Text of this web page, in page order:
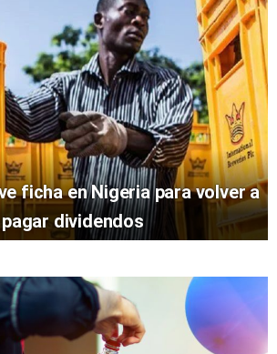
ficha en Nigeria para volver a
pagar dividendos